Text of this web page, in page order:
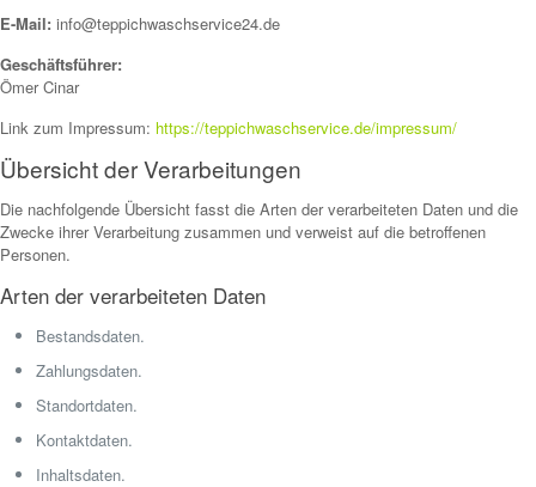
E-Mail: info@teppichwaschservice24.de
Geschäftsführer:
Ömer Cinar
Link zum Impressum: https://teppichwaschservice.de/impressum/
Übersicht der Verarbeitungen
Die nachfolgende Übersicht fasst die Arten der verarbeiteten Daten und die
Zwecke ihrer Verarbeitung zusammen und verweist auf die betroffenen
Personen.
Arten der verarbeiteten Daten
Bestandsdaten.
Zahlungsdaten.
Standortdaten.
Kontaktdaten.
Inhaltsdaten.